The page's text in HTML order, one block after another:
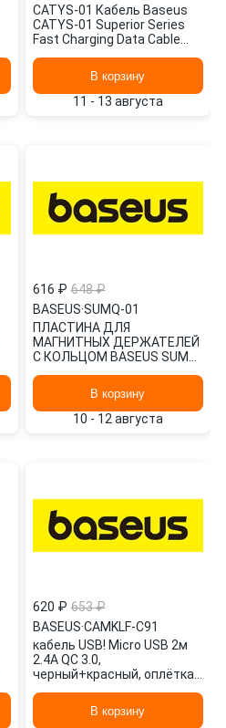
CATYS-01 Кабель Baseus
CATYS-01 Superior Series
Fast Charging Data Cable
В корзину
11 - 13 августа
616 ₽ 648 ₽
BASEUS·SUMQ-01
ПЛАСТИНА ДЛЯ
МАГНИТНЫХ ДЕРЖАТЕЛЕЙ
С КОЛЬЦОМ BASEUS SUMQ-
В корзину
10 - 12 августа
620 ₽ 653 ₽
BASEUS·CAMKLF-C91
кабель USB! Micro USB 2м
2.4A QC 3.0,
черный+красный, оплётка\
В корзину